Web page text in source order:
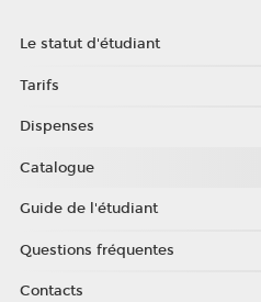
Le statut d'étudiant
Tarifs
Dispenses
Catalogue
Guide de l'étudiant
Questions fréquentes
Contacts